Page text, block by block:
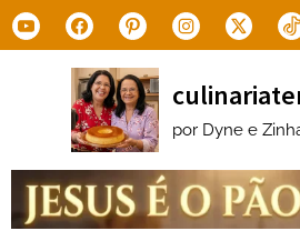
Skip
to
YoutubeFacebookPinterestInstagram
X.com
por Dyne e